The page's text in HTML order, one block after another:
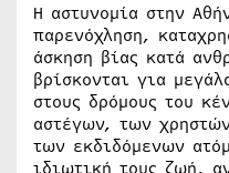
Η αστυνομία στην
παρενόχληση,
άσκηση βίας κατά
βρίσκονται για
στους δρόμους του
αστέγων, των
των εκδιδόμενων